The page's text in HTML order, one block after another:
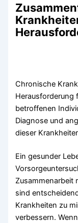
Chronische
Herausforderung
betroffenen
Diagnose und
dieser
Ein gesunder
Zusammenarbeit
sind
Krankheiten zu
verbessern.